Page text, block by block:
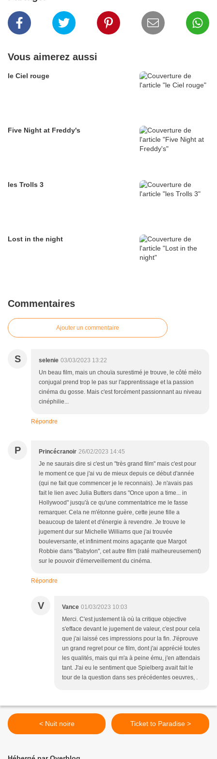
Vous aimerez aussi
le Ciel rouge
Five Night at Freddy's
les Trolls 3
Lost in the night
Commentaires
Ajouter un commentaire
S selenie 03/03/2023 13:22
Un beau film, mais un chouïa surestimé je trouve, le côté mélo
conjugal prend trop le pas sur l'apprentissage et la passion
cinéma du gosse. Mais c'est forcément passionnant au niveau
cinéphilie...
Répondre
P Princécranoir 26/02/2023 14:45
Je ne saurais dire si c'est un "très grand film" mais c'est pour
le moment ce que j'ai vu de mieux depuis ce début d'année
(qui ne fait que commencer je le reconnais). Je n'avais pas
fait le lien avec Julia Butters dans "Once upon a time... in
Hollywood" jusqu'à ce qu'une commentatrice me le fasse
remarquer. Cela ne m'étonne guère, cette jeune fille a
beaucoup de talent et d'énergie à revendre. Je trouve le
jugement dur sur Michelle Williams que j'ai trouvée
bouleversante, et infiniment moins agaçante que Margot
Robbie dans "Babylon", cet autre film (raté malheureusement)
sur le pouvoir d'émerveillement du cinéma.
Répondre
V Vance 01/03/2023 10:03
Merci. C'est justement là où la critique objective
s'efface devant le jugement de valeur, c'est pour cela
que j'ai laissé ces impressions pour la fin. J'éprouve
un grand regret pour ce film, dont j'ai apprécié toutes
les qualités, mais qui m'a à peine ému, j'en attendais
tant. J'ai eu le sentiment que Spielberg avait fait le
tour de la question dans ses précédentes oeuvres, .
< Nuit noire Ticket to Paradise >